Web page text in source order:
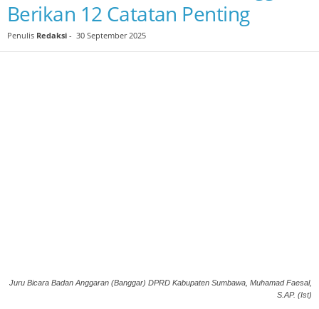
Berikan 12 Catatan Penting
Penulis Redaksi - 30 September 2025
Juru Bicara Badan Anggaran (Banggar) DPRD Kabupaten Sumbawa, Muhamad Faesal,
S.AP. (Ist)